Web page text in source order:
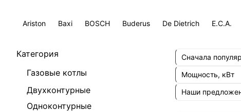
Ariston Baxi BOSCH Buderus De Dietrich E.C.A.
Категория
Газовые котлы
Двухконтурные
Одноконтурные
Сначала
Мощность, кВт
Наши